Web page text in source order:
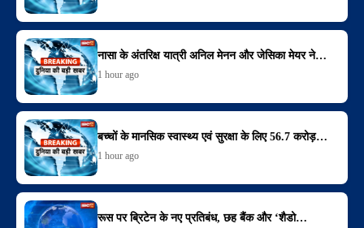
नासा के अंतरिक्ष यात्री अनिल मेनन और जेसिका मेयर ने…
1 hour ago
बच्चों के मानसिक स्वास्थ्य एवं सुरक्षा के लिए 56.7 करोड़…
1 hour ago
रूस पर ब्रिटेन के नए प्रतिबंध, छह बैंक और ‘शैडो…